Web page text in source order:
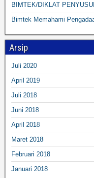
BIMTEK/DIKLAT
Bimtek Memahami
Arsip
Juli 2020
April 2019
Juli 2018
Juni 2018
April 2018
Maret 2018
Februari 2018
Januari 2018